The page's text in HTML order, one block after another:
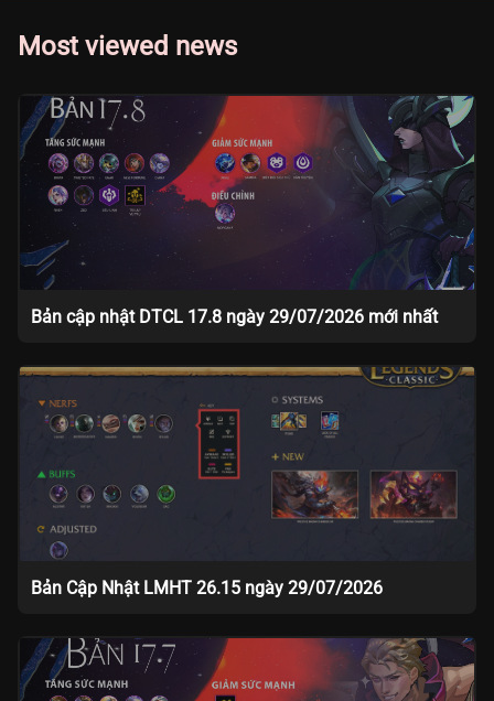
Most viewed news
Bản cập nhật DTCL 17.8 ngày 29/07/2026 mới nhất
Bản Cập Nhật LMHT 26.15 ngày 29/07/2026